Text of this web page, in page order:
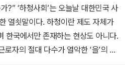
로〉, 〈일자리안정자금 지원제도의
서로 《하청사회》, 《문명사회? 문맹
》(공저) 등이 있다.
민국 사
열쇳말이다. 하청이란 제도 자체가
한국에서만 존재하는 현상도 아니다.
자의 절대 다수가 열악한 ‘을’의 처